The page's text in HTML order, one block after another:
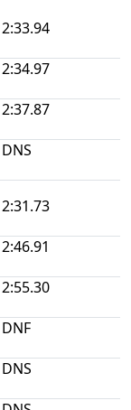
2:33.94
2:34.97
2:37.87
DNS
2:31.73
2:46.91
2:55.30
DNF
DNS